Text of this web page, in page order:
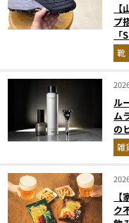
プ
靴
ル
ム
の
雑
ク